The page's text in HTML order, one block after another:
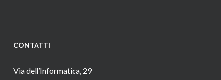
CONTATTI
Via dell’Informatica, 29